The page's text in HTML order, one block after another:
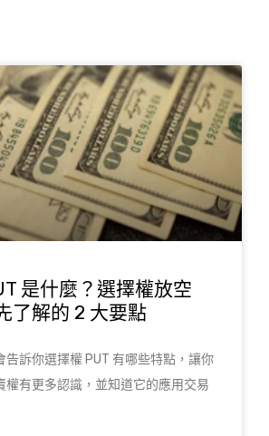
是什麼？選擇權放空
了解的 2 大要點
告訴你選擇權 PUT 有哪些特點，讓你
權有更多認識，並知道它的應用交易
頁
面
頁
面
頁
面
頁
面